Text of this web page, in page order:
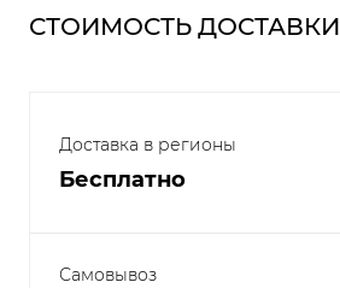
СТОИМОСТЬ ДОСТАВКИ
Доставка в регионы
Бесплатно
Самовывоз